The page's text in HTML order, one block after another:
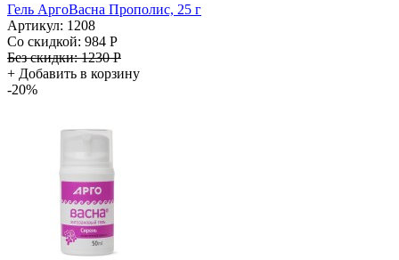
Гель АргоВасна Прополис, 25 г
Артикул: 1208
Со скидкой: 984 Р
Без скидки:1230 Р
+ Добавить в корзину
-20%